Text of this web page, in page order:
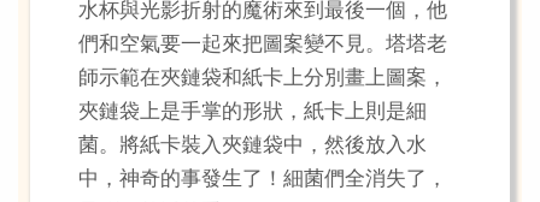
水杯與光影折射的魔術來到最後一個，他
們和空氣要一起來把圖案變不見。塔塔老
師示範在夾鏈袋和紙卡上分別畫上圖案，
夾鏈袋上是手掌的形狀，紙卡上則是細
菌。將紙卡裝入夾鏈袋中，然後放入水
中，神奇的事發生了！細菌們全消失了，